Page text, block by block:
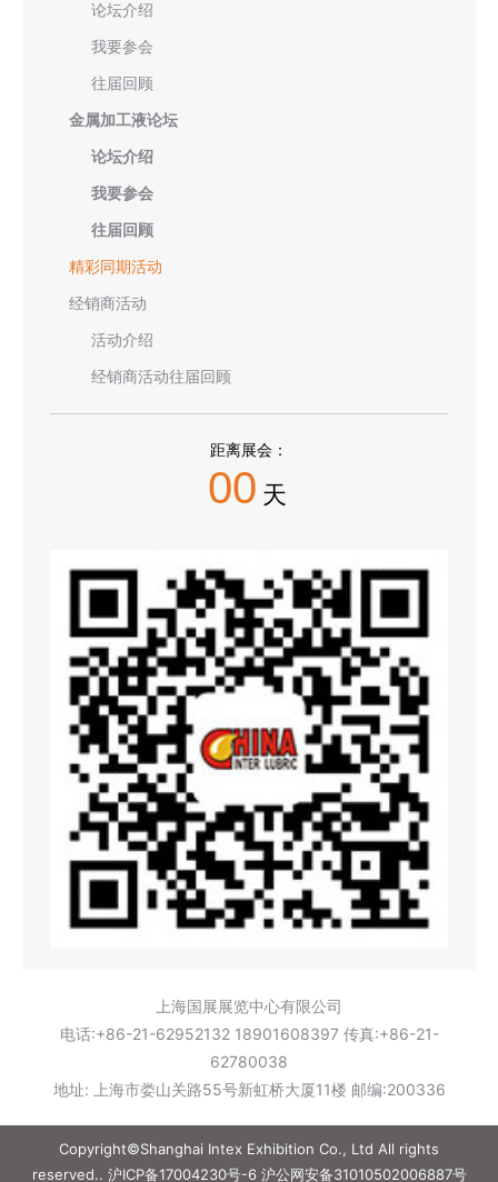
论坛介绍
我要参会
往届回顾
金属加工液论坛
论坛介绍
我要参会
往届回顾
精彩同期活动
经销商活动
活动介绍
经销商活动往届回顾
距离展会：
00 天
上海国展展览中心有限公司
电话:+86-21-62952132 18901608397 传真:+86-21-
62780038
地址: 上海市娄山关路55号新虹桥大厦11楼 邮编:200336
Copyright©Shanghai Intex Exhibition Co., Ltd All rights
reserved.. 沪ICP备17004230号-6沪公网安备31010502006887号